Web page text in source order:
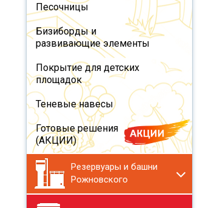
Песочницы
Бизиборды и
развивающие элементы
Покрытие для детских
площадок
Теневые навесы
Готовые решения
(АКЦИИ)
Резервуары и башни
Рожновского